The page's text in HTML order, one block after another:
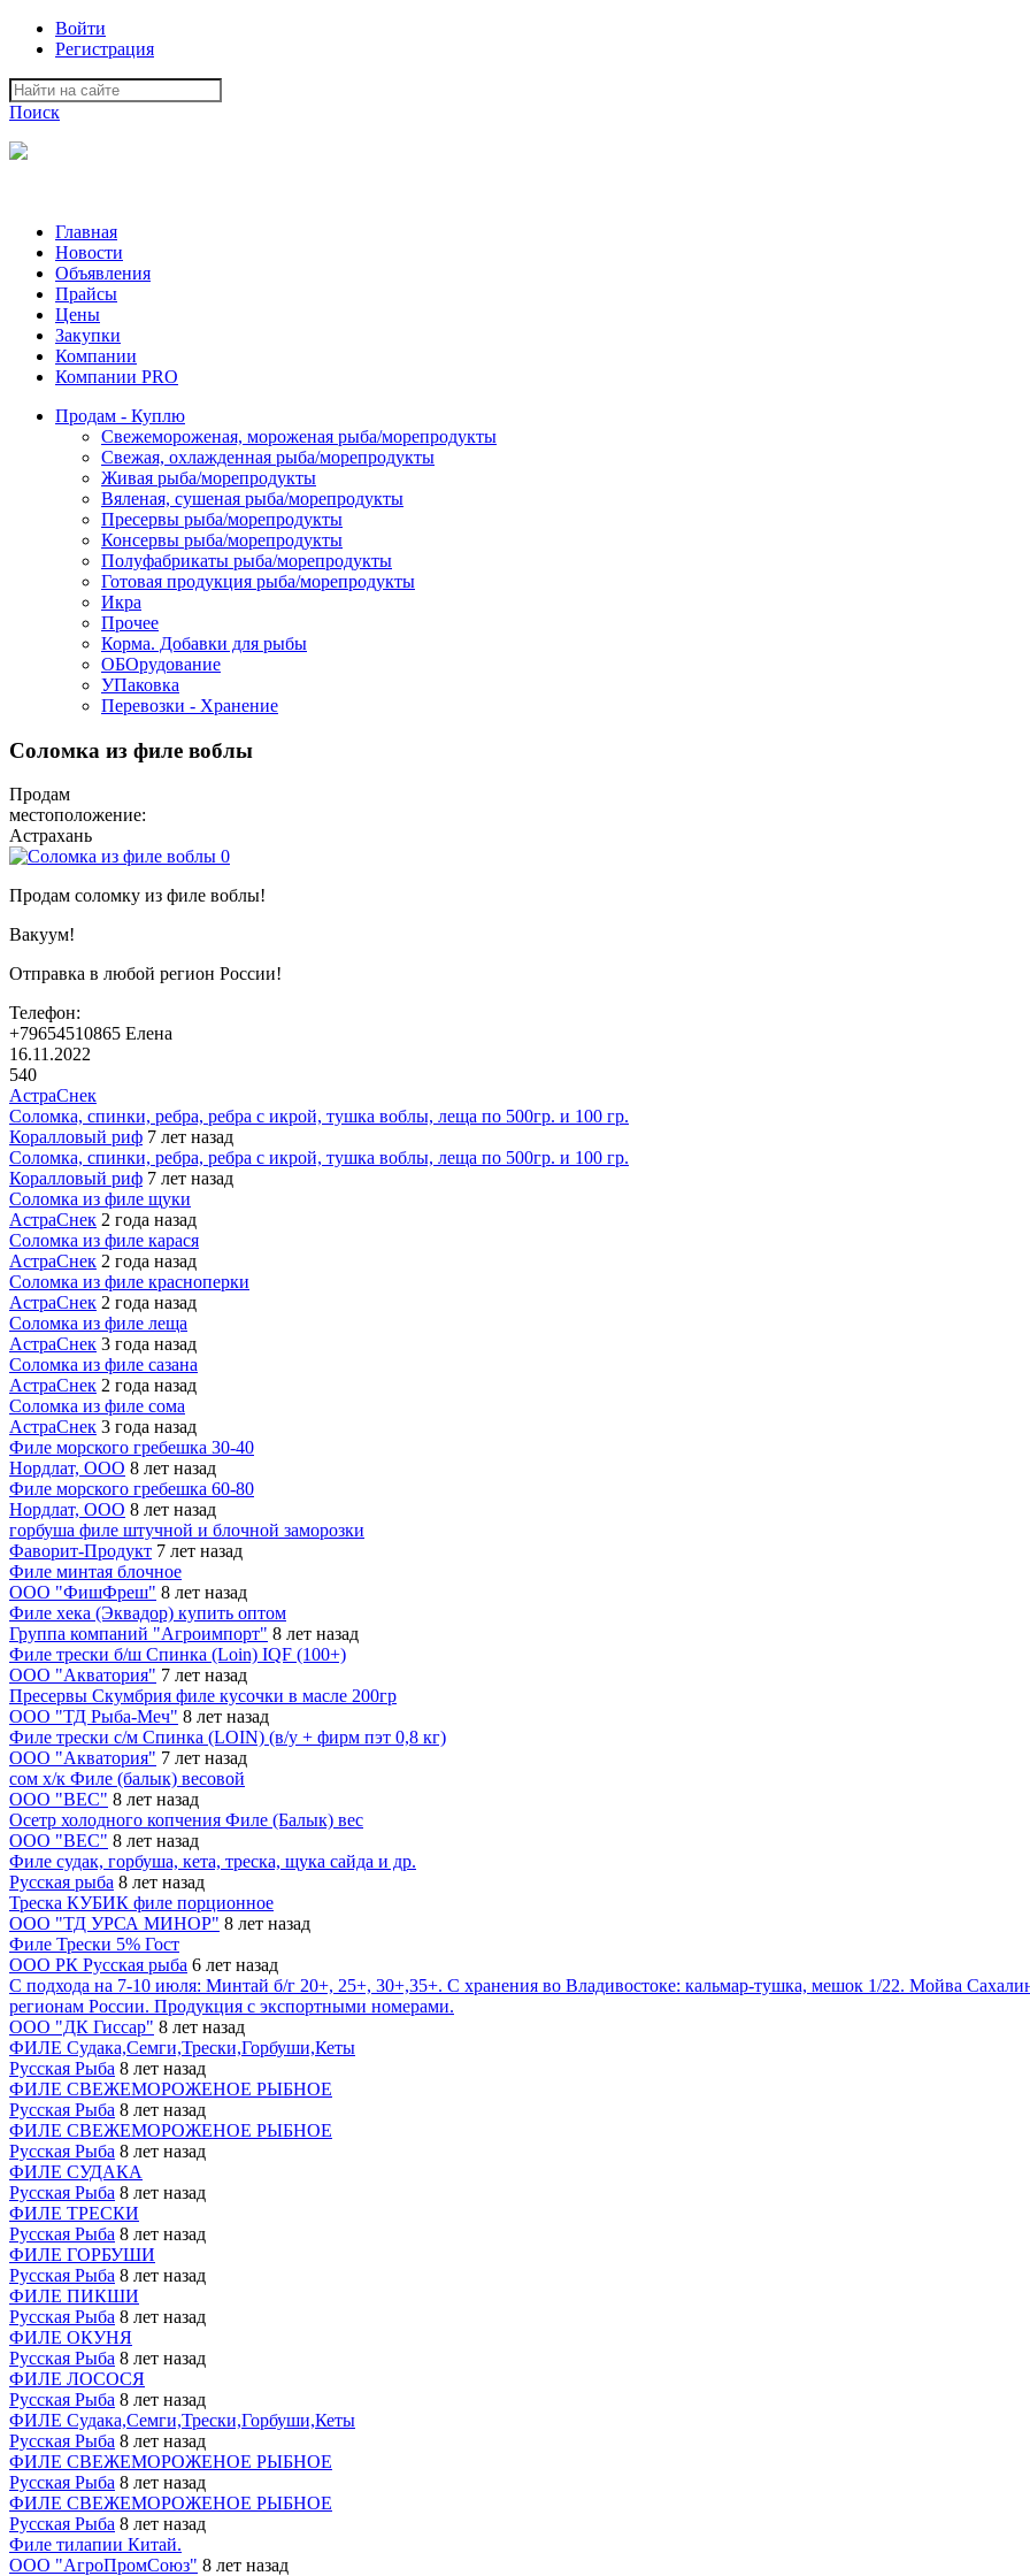
Войти
Регистрация
Поиск
Главная
Новости
Объявления
Прайсы
Цены
Закупки
Компании
Компании PRO
Продам - Куплю
Свежемороженая, мороженая рыба/морепродукты
Свежая, охлажденная рыба/морепродукты
Живая рыба/морепродукты
Вяленая, сушеная рыба/морепродукты
Пресервы рыба/морепродукты
Консервы рыба/морепродукты
Полуфабрикаты рыба/морепродукты
Готовая продукция рыба/морепродукты
Икра
Прочее
Корма. Добавки для рыбы
ОБОрудование
УПаковка
Перевозки - Хранение
Соломка из филе воблы
Продам
местоположение:
Астрахань
Продам соломку из филе воблы!
Вакуум!
Отправка в любой регион России!
Телефон:
+79654510865 Елена
16.11.2022
540
АстраСнек
Соломка, спинки, ребра, ребра с икрой, тушка воблы, леща по 500гр. и 100 гр.
Коралловый риф 7 лет назад
Соломка, спинки, ребра, ребра с икрой, тушка воблы, леща по 500гр. и 100 гр.
Коралловый риф 7 лет назад
Соломка из филе щуки
АстраСнек 2 года назад
Соломка из филе карася
АстраСнек 2 года назад
Соломка из филе красноперки
АстраСнек 2 года назад
Соломка из филе леща
АстраСнек 3 года назад
Соломка из филе сазана
АстраСнек 2 года назад
Соломка из филе сома
АстраСнек 3 года назад
Филе морского гребешка 30-40
Нордлат, ООО 8 лет назад
Филе морского гребешка 60-80
Нордлат, ООО 8 лет назад
горбуша филе штучной и блочной заморозки
Фаворит-Продукт 7 лет назад
Филе минтая блочное
ООО "ФишФреш" 8 лет назад
Филе хека (Эквадор) купить оптом
Группа компаний "Агроимпорт" 8 лет назад
Филе трески б/ш Спинка (Loin) IQF (100+)
ООО "Акватория" 7 лет назад
Пресервы Скумбрия филе кусочки в масле 200гр
ООО "ТД Рыба-Меч" 8 лет назад
Филе трески с/м Спинка (LOIN) (в/у + фирм пэт 0,8 кг)
ООО "Акватория" 7 лет назад
сом х/к Филе (балык) весовой
ООО "ВЕС" 8 лет назад
Осетр холодного копчения Филе (Балык) вес
ООО "ВЕС" 8 лет назад
Филе судак, горбуша, кета, треска, щука сайда и др.
Русская рыба 8 лет назад
Треска КУБИК филе порционное
ООО "ТД УРСА МИНОР" 8 лет назад
Филе Трески 5% Гост
ООО РК Русская рыба 6 лет назад
С подхода на 7-10 июля: Минтай б/г 20+, 25+, 30+,35+. С хранения во Владивостоке: кальмар-тушка, мешок 1/22. Мойва
регионам России. Продукция с экспортными номерами.
ООО "ДК Гиссар" 8 лет назад
ФИЛЕ Судака,Семги,Трески,Горбуши,Кеты
Русская Рыба 8 лет назад
ФИЛЕ СВЕЖЕМОРОЖЕНОЕ РЫБНОЕ
Русская Рыба 8 лет назад
ФИЛЕ СВЕЖЕМОРОЖЕНОЕ РЫБНОЕ
Русская Рыба 8 лет назад
ФИЛЕ СУДАКА
Русская Рыба 8 лет назад
ФИЛЕ ТРЕСКИ
Русская Рыба 8 лет назад
ФИЛЕ ГОРБУШИ
Русская Рыба 8 лет назад
ФИЛЕ ПИКШИ
Русская Рыба 8 лет назад
ФИЛЕ ОКУНЯ
Русская Рыба 8 лет назад
ФИЛЕ ЛОСОСЯ
Русская Рыба 8 лет назад
ФИЛЕ Судака,Семги,Трески,Горбуши,Кеты
Русская Рыба 8 лет назад
ФИЛЕ СВЕЖЕМОРОЖЕНОЕ РЫБНОЕ
Русская Рыба 8 лет назад
ФИЛЕ СВЕЖЕМОРОЖЕНОЕ РЫБНОЕ
Русская Рыба 8 лет назад
Филе тилапии Китай.
ООО "АгроПромСоюз" 8 лет назад